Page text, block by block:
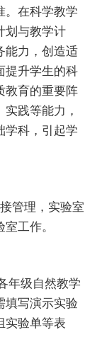
。在科学教学
划与教学计
能力，创造适
提升学生的科
教育的重要阵
践等能力，
学科，引起学
管理，实验室
工作。
年级自然教学
填写演示实验
实验单等表